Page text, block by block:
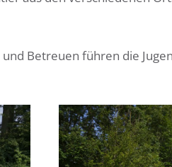
Betreuen führen die